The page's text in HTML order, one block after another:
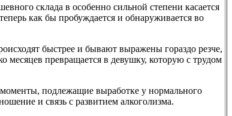
склада в особенно сильной степени касается
как бы пробуждается и обнаруживается во
быстрее и бывают выражены гораздо резче,
месяцев превращается в девушку, которую с трудом
подлежащие выработке у нормального
и связь с развитием алкоголизма.